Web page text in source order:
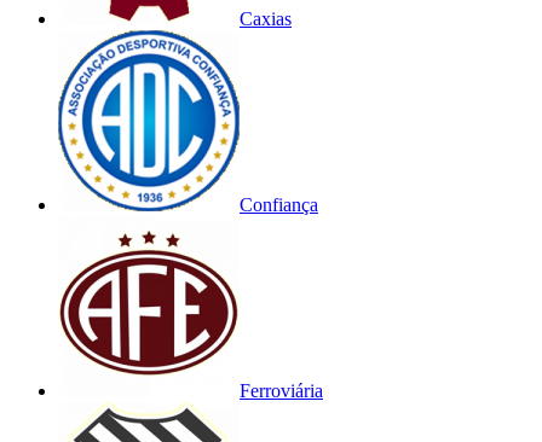
Caxias
Confiança
Ferroviária